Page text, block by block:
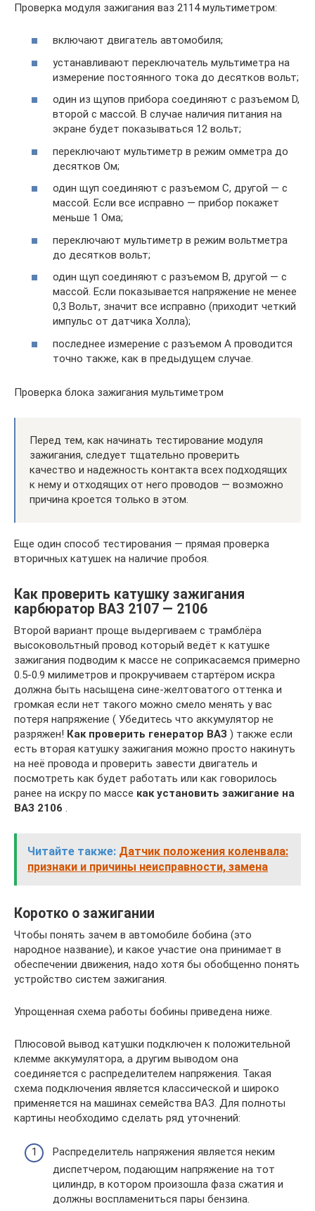
Проверка модуля зажигания ваз 2114 мультиметром:
включают двигатель автомобиля;
устанавливают переключатель мультиметра на
измерение постоянного тока до десятков вольт;
один из щупов прибора соединяют с разъемом D,
второй с массой. В случае наличия питания на
экране будет показываться 12 вольт;
переключают мультиметр в режим омметра до
десятков Ом;
один щуп соединяют с разъемом С, другой — с
массой. Если все исправно — прибор покажет
меньше 1 Ома;
переключают мультиметр в режим вольтметра
до десятков вольт;
один щуп соединяют с разъемом В, другой — с
массой. Если показывается напряжение не менее
0,3 Вольт, значит все исправно (приходит четкий
импульс от датчика Холла);
последнее измерение с разъемом А проводится
точно также, как в предыдущем случае.
Проверка блока зажигания мультиметром
Перед тем, как начинать тестирование модуля
зажигания, следует тщательно проверить
качество и надежность контакта всех подходящих
к нему и отходящих от него проводов — возможно
причина кроется только в этом.
Еще один способ тестирования — прямая проверка
вторичных катушек на наличие пробоя.
Как проверить катушку зажигания
карбюратор ВАЗ 2107 — 2106
Второй вариант проще выдергиваем с трамблёра
высоковольтный провод который ведёт к катушке
зажигания подводим к массе не соприкасаемся примерно
0.5-0.9 милиметров и прокручиваем стартёром искра
должна быть насыщена сине-желтоватого оттенка и
громкая если нет такого можно смело менять у вас
потеря напряжение ( Убедитесь что аккумулятор не
разряжен! Как проверить генератор ВАЗ ) также если
есть вторая катушку зажигания можно просто накинуть
на неё провода и проверить завести двигатель и
посмотреть как будет работать или как говорилось
ранее на искру по массе как установить зажигание на
ВАЗ 2106 .
Читайте также: Датчик положения коленвала:
признаки и причины неисправности, замена
Коротко о зажигании
Чтобы понять зачем в автомобиле бобина (это
народное название), и какое участие она принимает в
обеспечении движения, надо хотя бы обобщенно понять
устройство систем зажигания.
Упрощенная схема работы бобины приведена ниже.
Плюсовой вывод катушки подключен к положительной
клемме аккумулятора, а другим выводом она
соединяется с распределителем напряжения. Такая
схема подключения является классической и широко
применяется на машинах семейства ВАЗ. Для полноты
картины необходимо сделать ряд уточнений:
Распределитель напряжения является неким
диспетчером, подающим напряжение на тот
цилиндр, в котором произошла фаза сжатия и
должны воспламениться пары бензина.